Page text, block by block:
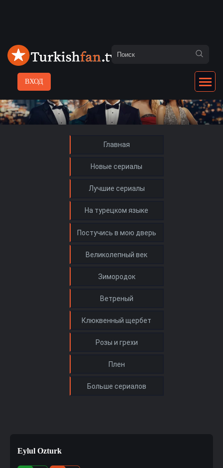
ВХОД
Главная
Новые сериалы
Лучшие сериалы
На турецком языке
Eylul Ozturk